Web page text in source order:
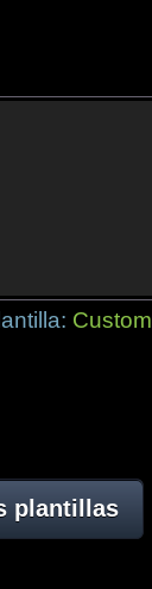
Custom
plantillas